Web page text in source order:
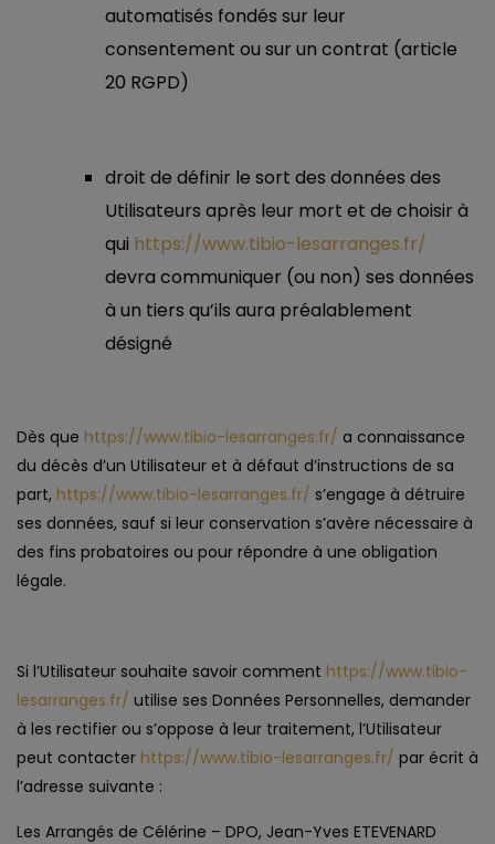
automatisés fondés sur leur
consentement ou sur un contrat (article
20 RGPD)
droit de définir le sort des données des
Utilisateurs après leur mort et de choisir à
qui https://www.tibio-lesarranges.fr/
devra communiquer (ou non) ses données
à un tiers qu’ils aura préalablement
désigné
Dès que https://www.tibio-lesarranges.fr/ a connaissance
du décès d’un Utilisateur et à défaut d’instructions de sa
part, https://www.tibio-lesarranges.fr/ s’engage à détruire
ses données, sauf si leur conservation s’avère nécessaire à
des fins probatoires ou pour répondre à une obligation
légale.
Si l’Utilisateur souhaite savoir comment https://www.tibio-
lesarranges.fr/ utilise ses Données Personnelles, demander
à les rectifier ou s’oppose à leur traitement, l’Utilisateur
peut contacter https://www.tibio-lesarranges.fr/ par écrit à
l’adresse suivante :
Les Arrangés de Célérine – DPO, Jean-Yves ETEVENARD